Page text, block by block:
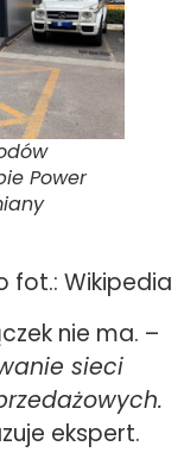
Power
fot.: Wikipedia
nie ma. –
sieci
ekspert.